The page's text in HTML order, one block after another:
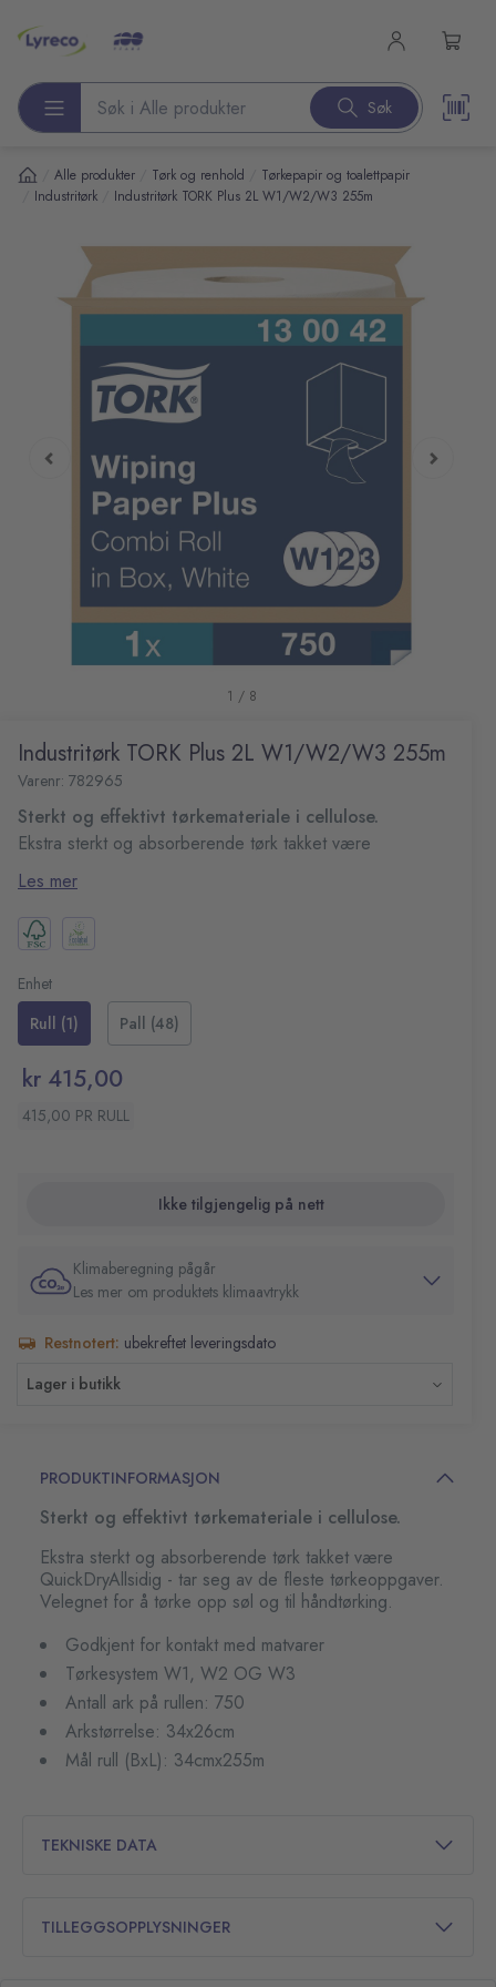
Søk etter produkter Søk
Alle produkter Tørk og renhold Tørkepapir og toalettpapir
Industritørk Industritørk TORK Plus 2L W1/W2/W3 255m
over bilder
1 / 8
Industritørk TORK Plus 2L W1/W2/W3 255m
Varenr: 782965
Sterkt og effektivt tørkemateriale i cellulose.
Ekstra sterkt og absorberende tørk takket være
QuickDryAllsidig - tar seg av de fleste tørkeoppgaver.
Velegnet for å tørke opp søl og til håndtørking.
Godkjent for kontakt med matvarer
Tørkesystem W1, W2 OG W3
Antall ark på rullen: 750
Mål rull (BxL): 34cmx255m
Les mer
Enhet
Rull (1)
Pall (48)
kr 415,00
415,00 PR RULL
Ikke tilgjengelig på nett
Klimaberegning pågår
Les mer om produktets klimaavtrykk
Restnotert: ubekreftet leveringsdato
Lager i butikk
PRODUKTINFORMASJON
Sterkt og effektivt tørkemateriale i cellulose.
Ekstra sterkt og absorberende tørk takket være
QuickDryAllsidig - tar seg av de fleste tørkeoppgaver.
Velegnet for å tørke opp søl og til håndtørking.
Godkjent for kontakt med matvarer
Tørkesystem W1, W2 OG W3
Antall ark på rullen: 750
Arkstørrelse: 34x26cm
Mål rull (BxL): 34cmx255m
TEKNISKE DATA
TILLEGGSOPPLYSNINGER